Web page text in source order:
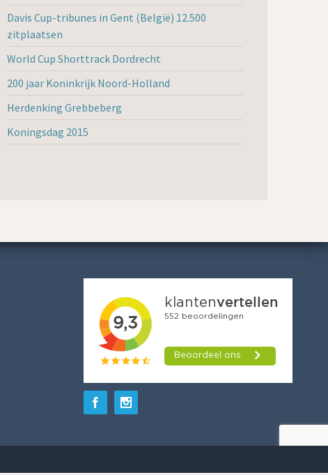
Davis Cup-tribunes in Gent (België) 12.500
zitplaatsen
World Cup Shorttrack Dordrecht
200 jaar Koninkrijk Noord-Holland
Herdenking Grebbeberg
Koningsdag 2015